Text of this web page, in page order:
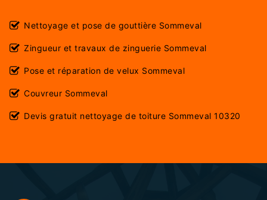
Nettoyage et pose de gouttière Sommeval
Zingueur et travaux de zinguerie Sommeval
Pose et réparation de velux Sommeval
Couvreur Sommeval
Devis gratuit nettoyage de toiture Sommeval 10320